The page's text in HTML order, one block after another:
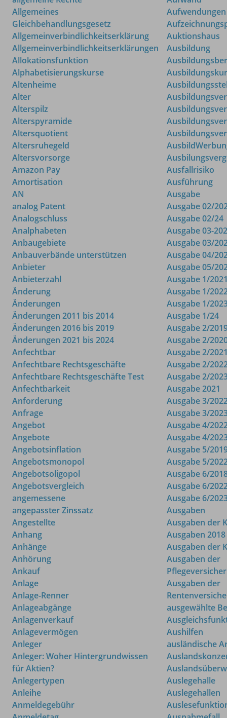
Allgemeines
Gleichbehandlungsgesetz
Allgemeinverbindlichkeitserklärung
Allgemeinverbindlichkeitserklärungen
Allokationsfunktion
Alphabetisierungskurse
Altenheime
Alter
Alterspilz
Alterspyramide
Altersquotient
Altersruhegeld
Altersvorsorge
Amazon Pay
Amortisation
AN
analog Patent
Analogschluss
Analphabeten
Anbaugebiete
Anbauverbände unterstützen
Anbieter
Anbieterzahl
Änderung
Änderungen
Änderungen 2011 bis 2014
Änderungen 2016 bis 2019
Änderungen 2021 bis 2024
Anfechtbar
Anfechtbare Rechtsgeschäfte
Anfechtbare Rechtsgeschäfte Test
Anfechtbarkeit
Anforderung
Anfrage
Angebot
Angebote
Angebotsinflation
Angebotsmonopol
Angebotsoligopol
Angebotsvergleich
angemessene
angepasster Zinssatz
Angestellte
Anhang
Anhänge
Anhörung
Ankauf
Anlage
Anlage-Renner
Anlageabgänge
Anlagenverkauf
Anlagevermögen
Anleger
Anleger: Woher Hintergrundwissen
für Aktien?
Anlegertypen
Anleihe
Anmeldegebühr
Aufwendungen
Auktionshaus
Ausbildung
Ausfallrisiko
Ausführung
Ausgabe
Ausgabe 02/
Ausgabe 02/24
Ausgabe 03-
Ausgabe 03/
Ausgabe 04/
Ausgabe 05/
Ausgabe 1/
Ausgabe 1/
Ausgabe 1/
Ausgabe 1/24
Ausgabe 2/
Ausgabe 2/
Ausgabe 2/
Ausgabe 2/
Ausgabe 2/
Ausgabe 2021
Ausgabe 3/
Ausgabe 3/
Ausgabe 4/
Ausgabe 4/
Ausgabe 5/
Ausgabe 5/
Ausgabe 6/
Ausgabe 6/
Ausgabe 6/
Ausgaben
Ausgaben der
Ausgaben 2018
Ausgaben der
Ausgaben der
Ausgaben der
ausgewählte
Aushilfen
ausländische
Auslegehalle
Auslegehallen